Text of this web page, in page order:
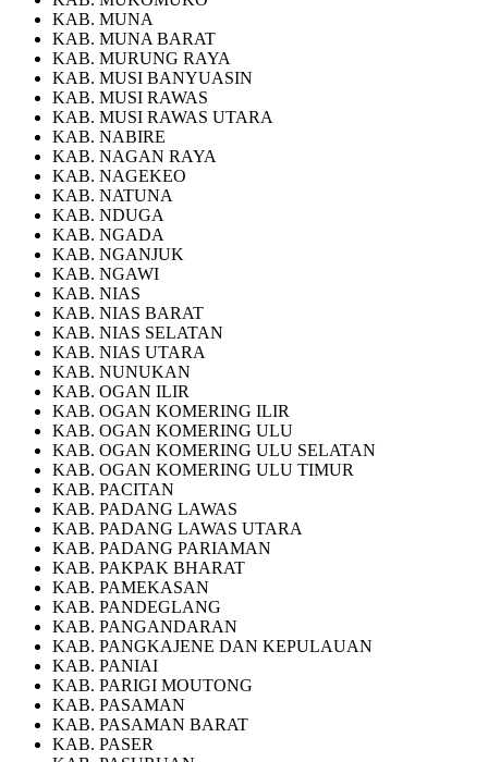
KAB. MUNA
KAB. MUNA BARAT
KAB. MURUNG RAYA
KAB. MUSI BANYUASIN
KAB. MUSI RAWAS
KAB. MUSI RAWAS UTARA
KAB. NABIRE
KAB. NAGAN RAYA
KAB. NAGEKEO
KAB. NATUNA
KAB. NDUGA
KAB. NGADA
KAB. NGANJUK
KAB. NGAWI
KAB. NIAS
KAB. NIAS BARAT
KAB. NIAS SELATAN
KAB. NIAS UTARA
KAB. NUNUKAN
KAB. OGAN ILIR
KAB. OGAN KOMERING ILIR
KAB. OGAN KOMERING ULU
KAB. OGAN KOMERING ULU SELATAN
KAB. OGAN KOMERING ULU TIMUR
KAB. PACITAN
KAB. PADANG LAWAS
KAB. PADANG LAWAS UTARA
KAB. PADANG PARIAMAN
KAB. PAKPAK BHARAT
KAB. PAMEKASAN
KAB. PANDEGLANG
KAB. PANGANDARAN
KAB. PANGKAJENE DAN KEPULAUAN
KAB. PANIAI
KAB. PARIGI MOUTONG
KAB. PASAMAN
KAB. PASAMAN BARAT
KAB. PASER